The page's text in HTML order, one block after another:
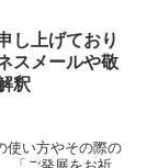
し上げており
スメールや敬
釈
使い方やその際の